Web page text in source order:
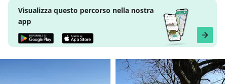
Visualizza questo percorso nella nostra
app